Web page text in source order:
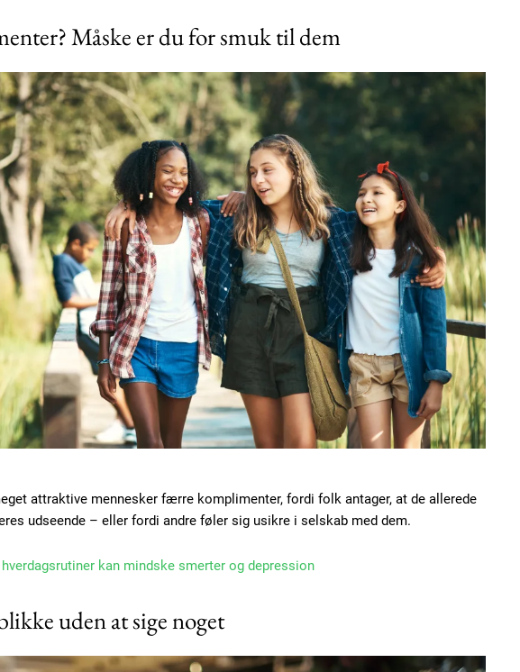
Måske er du for smuk til dem
attraktive mennesker færre komplimenter, fordi folk antager, at de allerede
udseende – eller fordi andre føler sig usikre i selskab med dem.
kan mindske smerter og depression
uden at sige noget